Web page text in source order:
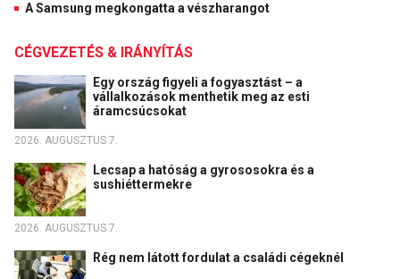
A Samsung megkongatta a vészharangot
CÉGVEZETÉS & IRÁNYÍTÁS
Egy ország figyeli a fogyasztást – a
vállalkozások menthetik meg az esti
áramcsúcsokat
2026. AUGUSZTUS 7.
Lecsap a hatóság a gyrososokra és a
sushiéttermekre
2026. AUGUSZTUS 7.
Rég nem látott fordulat a családi cégeknél